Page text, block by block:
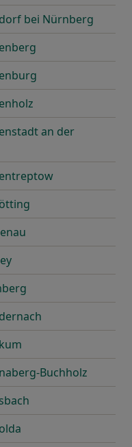
bei Nürnberg
an der
Buchholz